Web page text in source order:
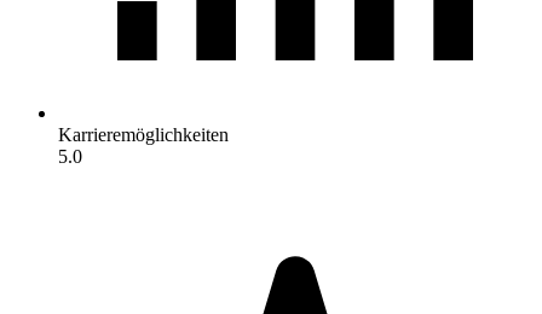
Karrieremöglichkeiten
5.0